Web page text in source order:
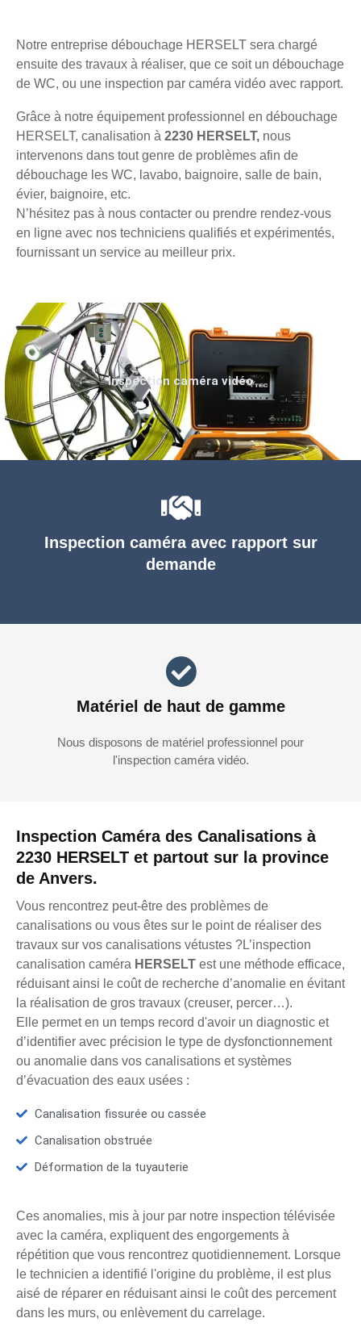
Notre entreprise débouchage HERSELT sera chargé
ensuite des travaux à réaliser, que ce soit un débouchage
de WC, ou une inspection par caméra vidéo avec rapport.
Grâce à notre équipement professionnel en débouchage
HERSELT, canalisation à 2230 HERSELT, nous
intervenons dans tout genre de problèmes afin de
débouchage les WC, lavabo, baignoire, salle de bain,
évier, baignoire, etc.
N’hésitez pas à nous contacter ou prendre rendez-vous
en ligne avec nos techniciens qualifiés et expérimentés,
fournissant un service au meilleur prix.
Inspection Caméra des Canalisations à
2230 HERSELT et partout sur la province
de Anvers.
Vous rencontrez peut-être des problèmes de
canalisations ou vous êtes sur le point de réaliser des
travaux sur vos canalisations vétustes ?L’inspection
canalisation caméra HERSELT est une méthode efficace,
réduisant ainsi le coût de recherche d’anomalie en évitant
la réalisation de gros travaux (creuser, percer…).
Elle permet en un temps record d'avoir un diagnostic et
d’identifier avec précision le type de dysfonctionnement
ou anomalie dans vos canalisations et systèmes
d’évacuation des eaux usées :
Canalisation fissurée ou cassée
Canalisation obstruée
Déformation de la tuyauterie
Ces anomalies, mis à jour par notre inspection télévisée
avec la caméra, expliquent des engorgements à
répétition que vous rencontrez quotidiennement. Lorsque
le technicien a identifié l'origine du problème, il est plus
aisé de réparer en réduisant ainsi le coût des percement
dans les murs, ou enlèvement du carrelage.
Inspection caméra avec rapport sur
demande
Matériel de haut de gamme
Nous disposons de matériel professionnel pour
l'inspection caméra vidéo.
Inspection caméra vidéo